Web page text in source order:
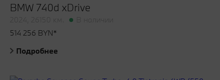
BMW 740d xDrive
514 256 BYN*
Подробнее